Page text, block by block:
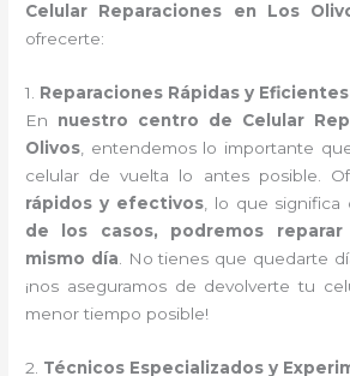
Celular Reparaciones en Los
ofrecerte:
1. Reparaciones Rápidas y Eficientes
En nuestro centro de Celular
Olivos , entendemos lo importante
celular de vuelta lo antes posible.
rápidos y efectivos, lo que significa
de los casos, podremos
mismo día . No tienes que quedarte
¡nos aseguramos de devolverte tu
menor tiempo posible!
2. Técnicos Especializados y